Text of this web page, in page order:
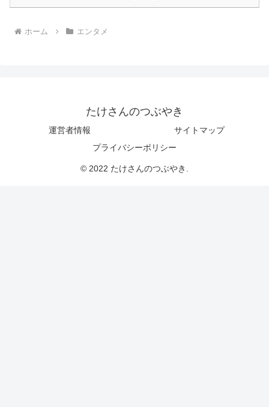
ホーム エンタメ
たけさんのつぶやき
運営者情報
サイトマップ
プライバシーポリシー
© 2022 たけさんのつぶやき.